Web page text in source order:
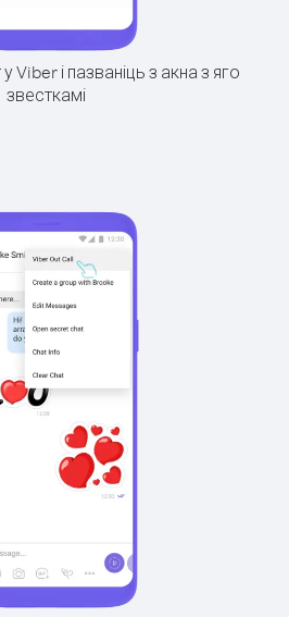
Viber і пазваніць з акна з яго
звесткамі